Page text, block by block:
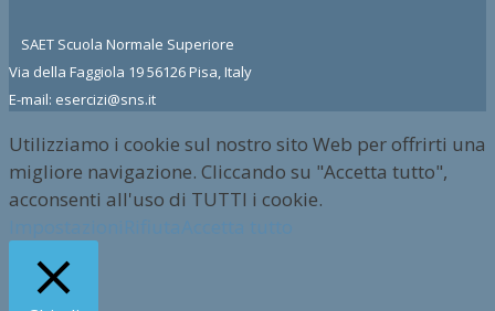
SAET Scuola Normale Superiore
Via della Faggiola 19 56126 Pisa, Italy
E-mail: esercizi@sns.it
Utilizziamo i cookie sul nostro sito Web per offrirti una
migliore navigazione. Cliccando su "Accetta tutto",
acconsenti all'uso di TUTTI i cookie.